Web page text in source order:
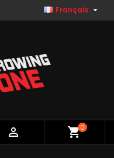
Français 
 shopping_cart0